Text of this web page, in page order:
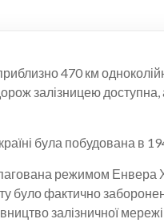
470 км
залізницею доступна,
була побудована в
режимом Енвера
було фактично
залізничної